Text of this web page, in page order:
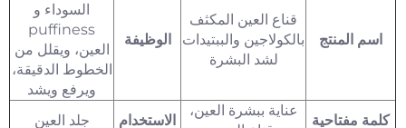
اسم المنتج
قناع العين المكثف
بالكولاجين والببتيدات
لشد البشرة
الوظيفة
السوداء و
puffiness
العين، ويقلل من
الخطوط الدقيقة،
ويرفع ويشد
كلمة مفتاحية
عناية ببشرة العين،
الاستخدام
جلد العين